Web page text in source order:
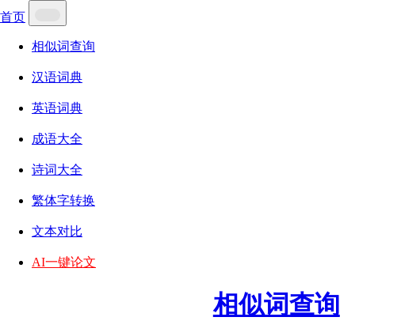
首页
相似词查询
汉语词典
英语词典
成语大全
诗词大全
繁体字转换
文本对比
AI一键论文
相似词查询